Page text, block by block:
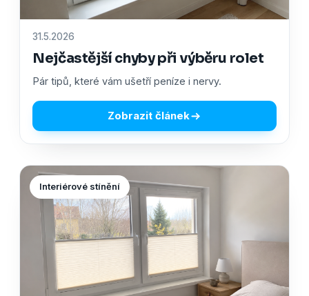
31.5.2026
Nejčastější chyby při výběru rolet
Pár tipů, které vám ušetří peníze i nervy.
Zobrazit článek
Interiérové stínění